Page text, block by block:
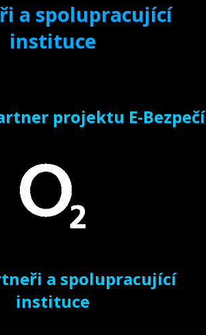
a spolupracující
instituce
projektu E-Bezpečí
a spolupracující
instituce